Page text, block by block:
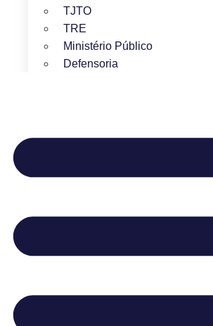
TJTO
TRE
Ministério Público
Defensoria